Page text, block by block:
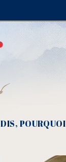
DIS,